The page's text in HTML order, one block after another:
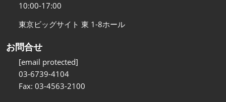
10:00-17:00
東京ビッグサイト 東 1-8ホール
お問合せ
[email protected]
03-6739-4104
Fax: 03-4563-2100